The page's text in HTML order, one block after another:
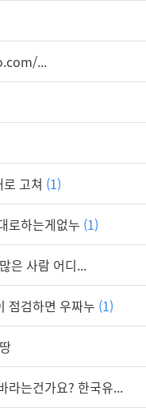
...
고쳐 (1)
로하는게없누 (1)
은 사람 어디...
점검하면 우짜누 (1)
라는건가요? 한국유...